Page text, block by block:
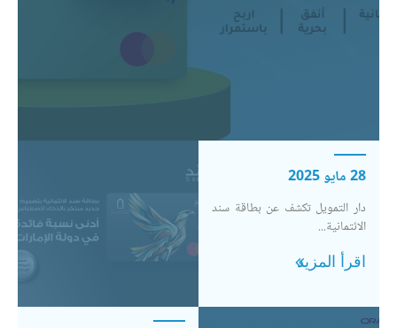
28 مايو 2025
دار التمويل تكشف عن بطاقة سند
الائتمانية...
اقرأ المزيد